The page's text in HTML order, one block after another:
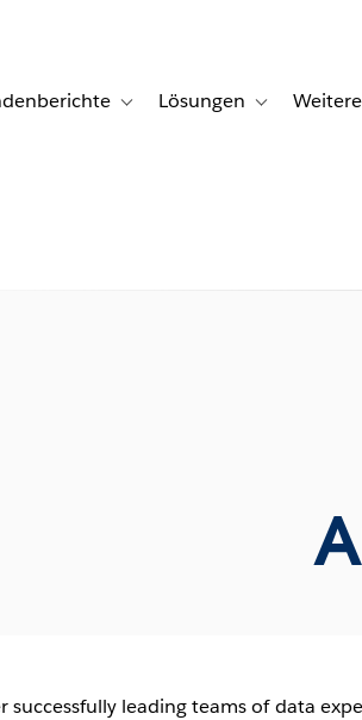
navigation for ProdukteToggle sub-navigation for
Lösungen Toggle sub-
successfully leading teams of data